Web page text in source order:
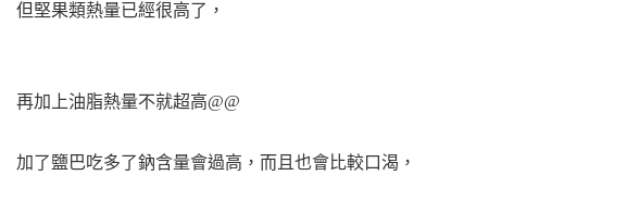
但堅果類熱量已經很高了，
再加上油脂熱量不就超高@@
加了鹽巴吃多了鈉含量會過高，而且也會比較口渴，